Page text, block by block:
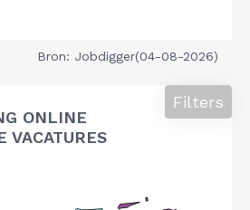
Bron: Jobdigger(04-08-2026)
ONLINE
VACATURES
Filters